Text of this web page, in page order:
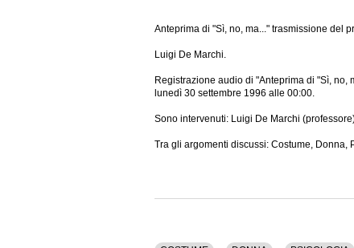
Anteprima di "Sì, no, ma..." trasmissione del
Luigi De Marchi.
Registrazione audio di "Anteprima di "Sì, no,
lunedì 30 settembre 1996 alle 00:00.
Sono intervenuti: Luigi De Marchi
Tra gli argomenti discussi: Costume, Donna,